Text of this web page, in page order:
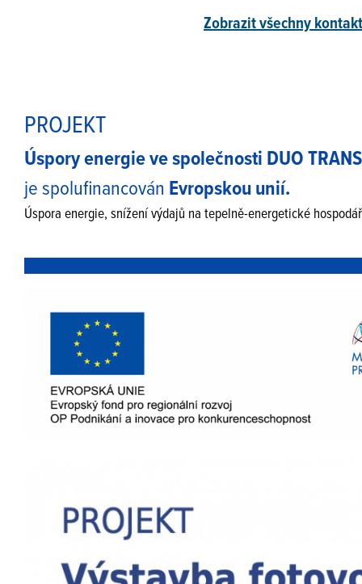
Zobrazit všechny
PROJEKT
Úspory energie ve společnosti DUO
je spolufinancován Evropskou unií.
Úspora energie, snížení výdajů na tepelně-energetické